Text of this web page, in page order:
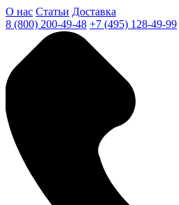
О нас Статьи Доставка
8 (800) 200-49-48 +7 (495) 128-49-99